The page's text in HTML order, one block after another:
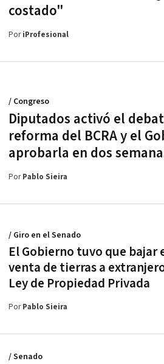
costado"
PoriProfesional
Diputados activó el
reforma del BCRA y el
aprobarla en dos
/ Congreso
PorPablo Sieira
El Gobierno tuvo que bajar
venta de tierras a
Ley de Propiedad Privada
/ Giro en el Senado
PorPablo Sieira
/ Senado